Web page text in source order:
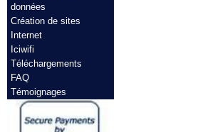
données
Création de sites
Internet
Iciwifi
Téléchargements
FAQ
Témoignages